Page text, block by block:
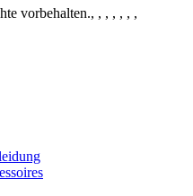
vorbehalten., , , , , , ,